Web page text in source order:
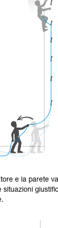
e la parete